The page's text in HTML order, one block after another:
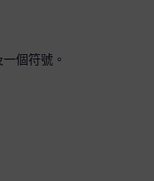
個符號。